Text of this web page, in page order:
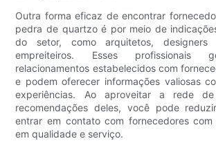
Outra forma eficaz de encontrar
pedra de quartzo é por meio de
do setor, como arquitetos,
empreiteiros. Esses profissionais
relacionamentos estabelecidos com
e podem oferecer informações valiosas
experiências. Ao aproveitar a rede
recomendações deles, você pode
entrar em contato com fornecedores
em qualidade e serviço.